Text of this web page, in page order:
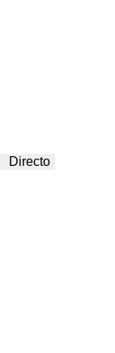
Directo